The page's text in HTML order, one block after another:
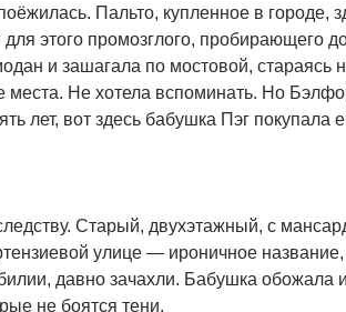
Пальто, купленное в городе,
этого промозглого, пробирающего
и зашагала по мостовой, стараясь
места. Не хотела вспоминать. Но
лет, вот здесь бабушка Пэг покупала
Старый, двухэтажный, с
улице — ироничное название,
давно зачахли. Бабушка обожала
не боятся тени.